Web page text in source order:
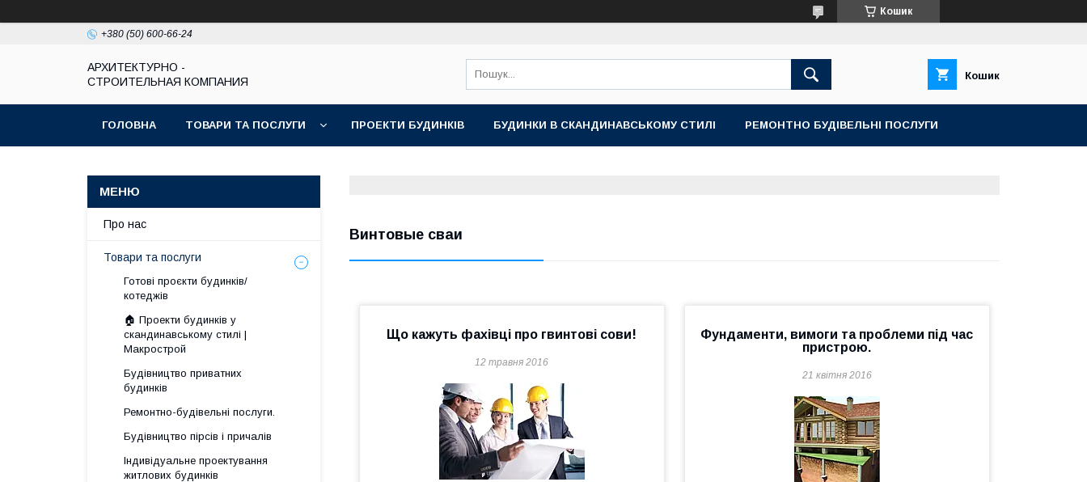
Кошик
+380 (50) 600-66-24
АРХИТЕКТУРНО -
СТРОИТЕЛЬНАЯ КОМПАНИЯ
Кошик
ГОЛОВНА ТОВАРИ ТА ПОСЛУГИ ПРОЕКТИ БУДИНКІВ БУДИНКИ В СКАНДИНАВСЬКОМУ СТИЛІ РЕМОНТНО БУДІВЕЛЬНІ ПОСЛУГИ
Винтовые сваи
Що кажуть фахівці про гвинтові сови!
12 травня 2016
Фундаменти, вимоги та проблеми під час
пристрою.
21 квітня 2016
Про нас
Товари та послуги
Готові проєкти будинків/
котеджів
🏠 Проекти будинків у
скандинавському стилі |
Макрострой
Будівництво приватних
будинків
Ремонтно-будівельні послуги.
Будівництво пірсів і причалів
Індивідуальне проектування
житлових будинків